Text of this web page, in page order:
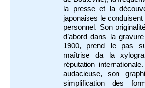
la presse et la
japonaises le
personnel. Son
d’abord dans la
1900, prend le pas
maîtrise da la
réputation
audacieuse, son
simplification des